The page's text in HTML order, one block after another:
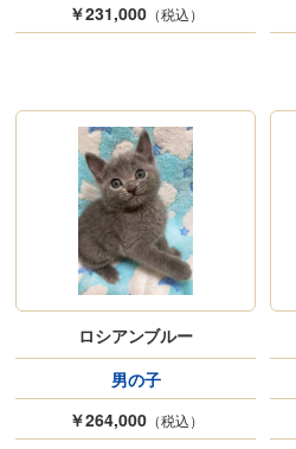
￥231,000（税込）
ロシアンブルー
男の子
￥264,000（税込）